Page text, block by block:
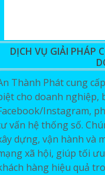
DỊCH VỤ GIẢI PHÁP
Thành Phát cung
cho doanh nghiệp,
Instagram,
vấn hệ thống số.
dựng, vận hành và
xã hội, giúp tối
hàng hiệu quả